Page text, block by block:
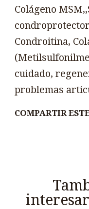
Colágeno
Condroitina,
cuidado,
problemas
COMPARTIR